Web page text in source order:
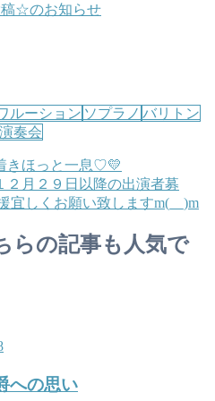
☆のお知らせ
ルーション ソプラノ バリトン
演奏会
きほっと一息♡💛
月２９日以降の出演者募
くお願い致しますm(__)m
らの記事も人気で
への思い